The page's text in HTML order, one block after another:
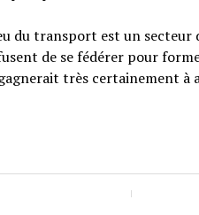
du transport est un
de se fédérer pour
très certainement